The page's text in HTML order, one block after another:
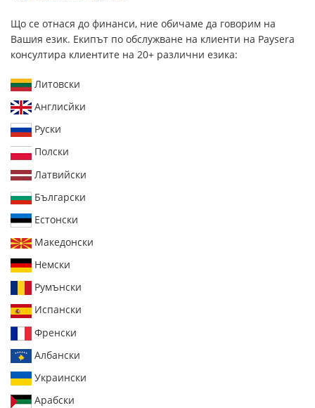
Що се отнася до финанси, ние обичаме да говорим на
Вашия език. Екипът по обслужване на клиенти на Paysera
консултира клиентите на 20+ различни езика:
Литовски
Англисйки
Руски
Полски
Латвийски
Български
Естонски
Македонски
Немски
Румънски
Испански
Френски
Албански
Украински
Арабски